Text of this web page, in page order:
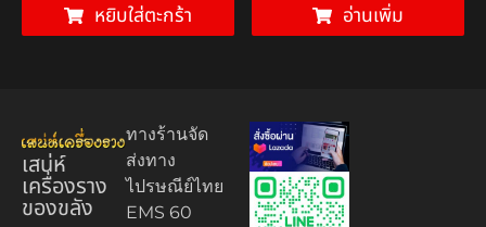
หยิบใส่ตะกร้า อ่านเพิ่ม
เสน่ห์
เครื่องราง
ของขลัง
ทางร้านจัด
ส่งทาง
ไปรษณีย์ไทย
EMS 60